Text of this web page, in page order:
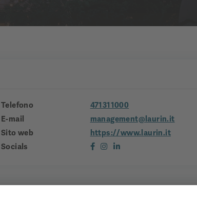
Telefono
471311000
E-mail
management@laurin.it
Sito web
https://www.laurin.it
Socials